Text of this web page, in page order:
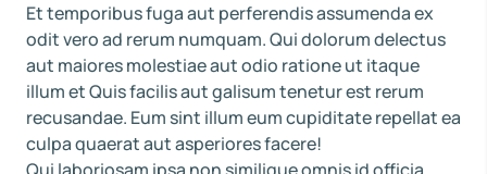
Et temporibus fuga aut perferendis assumenda ex
odit vero ad rerum numquam. Qui dolorum delectus
aut maiores molestiae aut odio ratione ut itaque
illum et Quis facilis aut galisum tenetur est rerum
recusandae. Eum sint illum eum cupiditate repellat ea
culpa quaerat aut asperiores facere!